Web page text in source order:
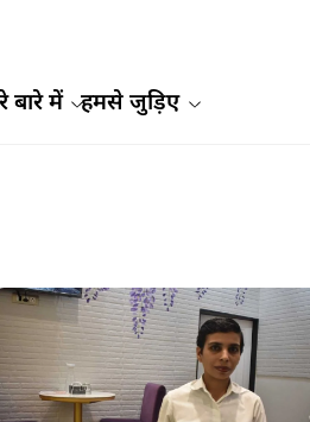
बारे में हमसे जुड़िए